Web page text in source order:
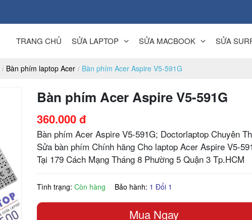
TRANG CHỦ SỬA LAPTOP SỬA MACBOOK SỬA
Bàn phím laptop Acer Bàn phím Acer Aspire V5-591G
Bàn phím Acer Aspire V5-591G
360.000 đ
Bàn phím Acer Aspire V5-591G; Doctorlaptop Chuyên
Sửa bàn phím Chính hãng Cho laptop Acer Aspire V5-
Tại 179 Cách Mạng Tháng 8 Phường 5 Quận 3 Tp.HCM
Tình trạng:Còn hàng Bảo hành: 1 Đổi 1
Mua Ngay